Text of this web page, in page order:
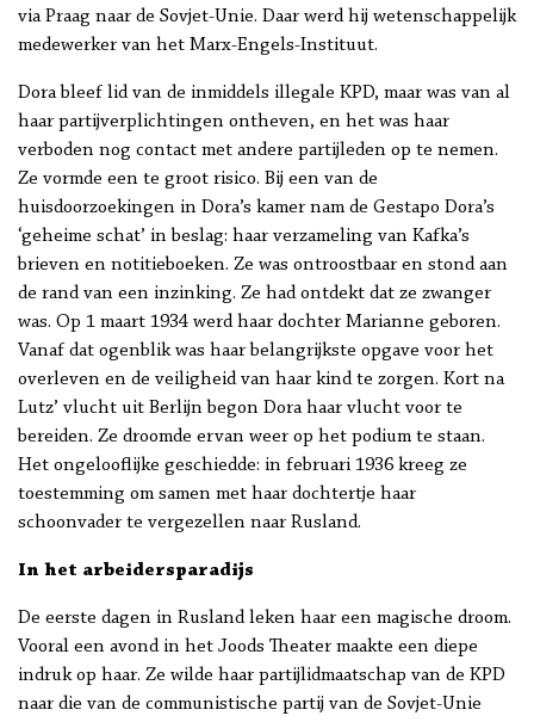
via Praag naar de Sovjet-Unie. Daar werd hij wetenschappelijk
medewerker van het Marx-Engels-Instituut.
Dora bleef lid van de inmiddels illegale KPD, maar was van al
haar partijverplichtingen ontheven, en het was haar
verboden nog contact met andere partijleden op te nemen.
Ze vormde een te groot risico. Bij een van de
huisdoorzoekingen in Dora’s kamer nam de Gestapo Dora’s
‘geheime schat’ in beslag: haar verzameling van Kafka’s
brieven en notitieboeken. Ze was ontroostbaar en stond aan
de rand van een inzinking. Ze had ontdekt dat ze zwanger
was. Op 1 maart 1934 werd haar dochter Marianne geboren.
Vanaf dat ogenblik was haar belangrijkste opgave voor het
overleven en de veiligheid van haar kind te zorgen. Kort na
Lutz’ vlucht uit Berlijn begon Dora haar vlucht voor te
bereiden. Ze droomde ervan weer op het podium te staan.
Het ongelooflijke geschiedde: in februari 1936 kreeg ze
toestemming om samen met haar dochtertje haar
schoonvader te vergezellen naar Rusland.
In het arbeidersparadijs
De eerste dagen in Rusland leken haar een magische droom.
Vooral een avond in het Joods Theater maakte een diepe
indruk op haar. Ze wilde haar partijlidmaatschap van de KPD
naar die van de communistische partij van de Sovjet-Unie